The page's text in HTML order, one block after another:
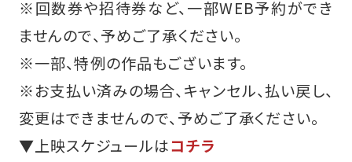
※回数券や招待券など、一部WEB予約ができ
ませんので、予めご了承ください。
※一部、特例の作品もございます。
※お支払い済みの場合、キャンセル、払い戻し、
変更はできませんので、予めご了承ください。
▼上映スケジュールはコチラ